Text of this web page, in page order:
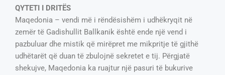
QYTETI I DRITËS
Maqedonia – vendi më i rëndësishëm i udhëkryqit në
zemër të Gadishullit Ballkanik është ende një vend i
pazbuluar dhe mistik që mirëpret me mikpritje të gjithë
udhëtarët që duan të zbulojnë sekretet e tij. Përgjatë
shekujve, Maqedonia ka ruajtur një pasuri të bukurive